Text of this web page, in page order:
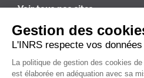
Voir tous nos sites →
INRS English
INRS (english version)